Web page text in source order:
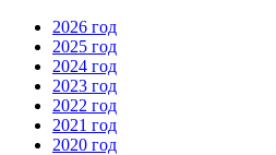
2026 год
2025 год
2024 год
2023 год
2022 год
2021 год
2020 год